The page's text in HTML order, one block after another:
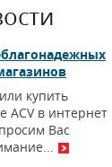
купить
ACV в интернет
Вас